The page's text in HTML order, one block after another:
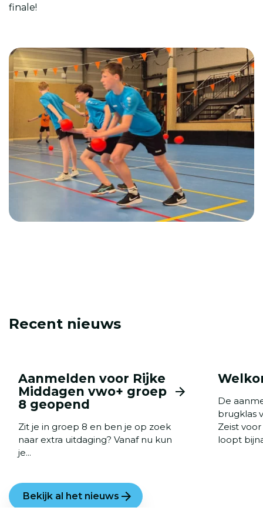
finale!
Recent nieuws
Aanmelden voor Rijke
Middagen vwo+ groep
8 geopend
Zit je in groep 8 en ben je op zoek
naar extra uitdaging? Vanaf nu kun
je...
De
brugklas
Zeist
loopt
Bekijk al het nieuws